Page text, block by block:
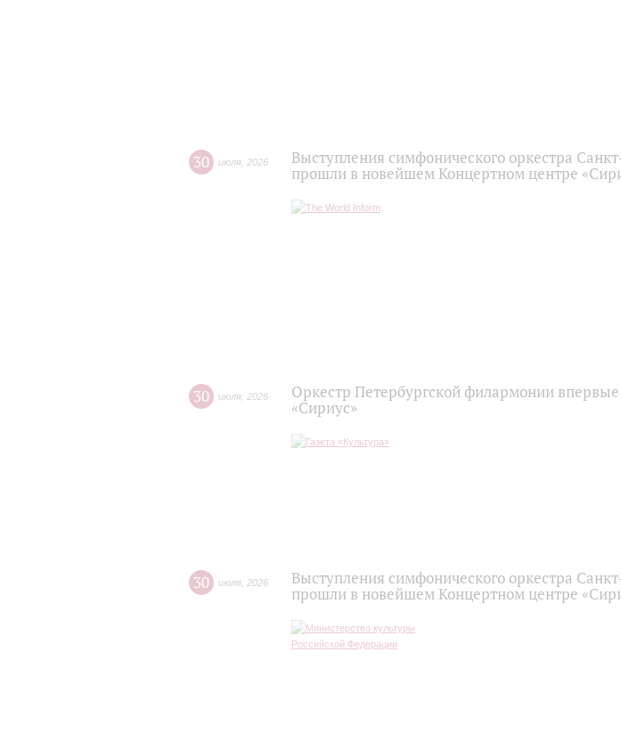
30 июля 2026
Выступления симфонического оркестра
прошли в новейшем Концертном центре
30 июля 2026
Оркестр Петербургской филармонии
«Сириус»
30 июля 2026
Выступления симфонического оркестра
прошли в новейшем Концертном центре